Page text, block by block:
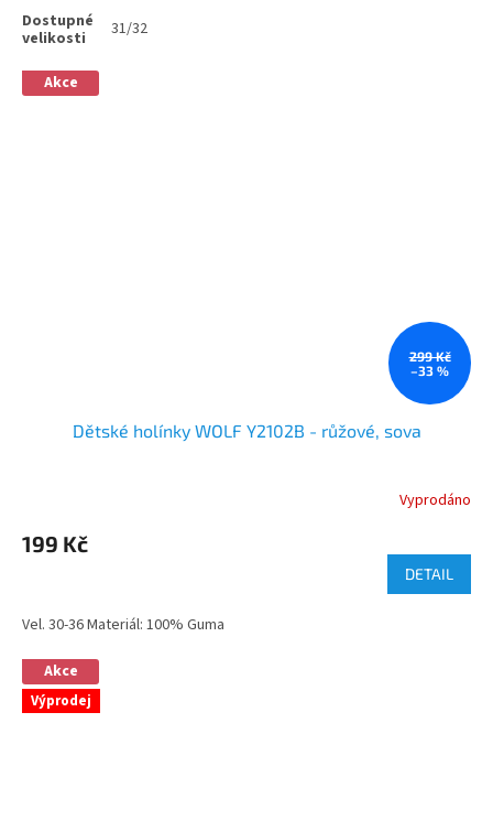
31/32
Akce
299 Kč
–33 %
Dětské holínky WOLF Y2102B - růžové, sova
Vyprodáno
199 Kč
DETAIL
Vel. 30-36 Materiál: 100% Guma
Akce
Výprodej